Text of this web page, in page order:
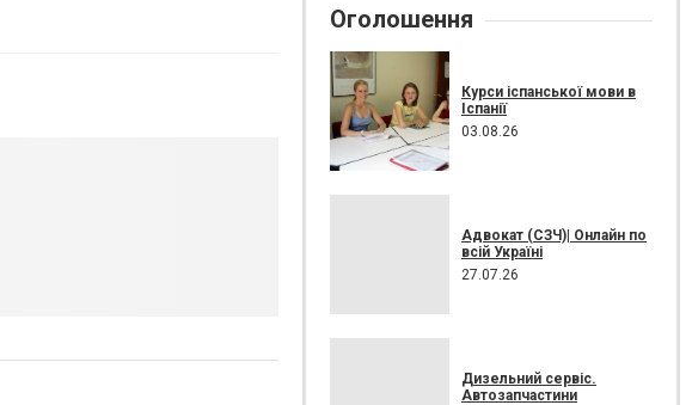
Оголошення
Курси іспанської мови в
Іспанії
03.08.26
Адвокат (СЗЧ)| Онлайн по
всій Україні
27.07.26
Дизельний сервіс.
Автозапчастини